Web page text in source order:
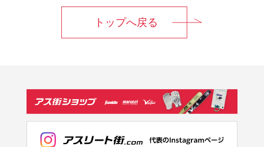
トップへ戻る